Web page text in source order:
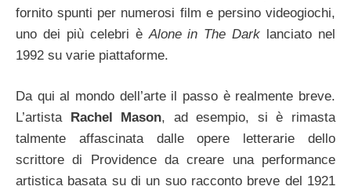
fornito spunti per numerosi film e persino videogiochi,
uno dei più celebri è Alone in The Dark lanciato nel
1992 su varie piattaforme.
Da qui al mondo dell’arte il passo è realmente breve.
L’artista Rachel Mason, ad esempio, si è rimasta
talmente affascinata dalle opere letterarie dello
scrittore di Providence da creare una performance
artistica basata su di un suo racconto breve del 1921